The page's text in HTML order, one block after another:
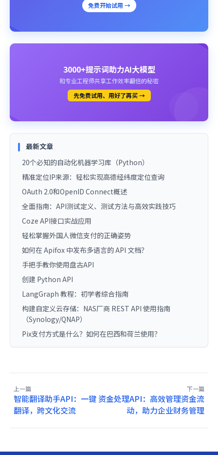
免费开始试用 →
3000+提示词助力AI大模型
和专业工程师共享工作效率翻倍的秘密
先免费试用、用好了再买 →
最新文章
20个必知的自动化机器学习库（Python）
精准定位IP来源：轻松实现高德经纬度定位查询
OAuth 2.0和OpenID Connect概述
全面指南：API测试定义、测试方法与高效实践技巧
Coze API接口实战应用
轻松掌握外国人微信支付的正确姿势
如何在 Apifox 中发布多语言的 API 文档？
手把手教你使用盘古API
创建 Python API
LangGraph 教程：初学者综合指南
构建自定义云存储：NAS厂商 REST API 使用指南
（Synology/QNAP）
Pix支付方式是什么？如何在巴西和荷兰使用？
上一篇
智能翻译助手API：一键
翻译，跨文化交流
下一篇
资金处理API：高效管理资金流
动，助力企业财务管理